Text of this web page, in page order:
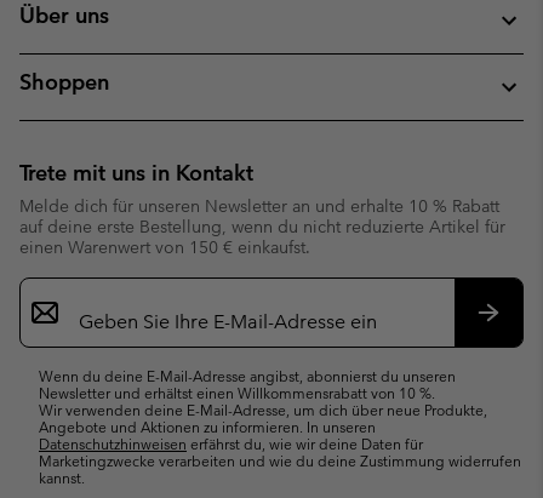
Über uns
Shoppen
Trete mit uns in Kontakt
Melde dich für unseren Newsletter an und erhalte 10 % Rabatt
auf deine erste Bestellung, wenn du nicht reduzierte Artikel für
einen Warenwert von 150 € einkaufst.
Newsletter-
Anmeldung
Wenn du deine E-Mail-Adresse angibst, abonnierst du unseren
Newsletter und erhältst einen Willkommensrabatt von 10 %.
Wir verwenden deine E-Mail-Adresse, um dich über neue Produkte,
Angebote und Aktionen zu informieren. In unseren
Datenschutzhinweisen erfährst du, wie wir deine Daten für
Marketingzwecke verarbeiten und wie du deine Zustimmung widerrufen
kannst.